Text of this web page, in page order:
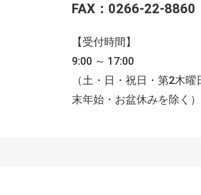
FAX：0266-22-8860
【受付時間】
9:00 ～ 17:00
（土・日・祝日・第2木
末年始・お盆休みを除く）